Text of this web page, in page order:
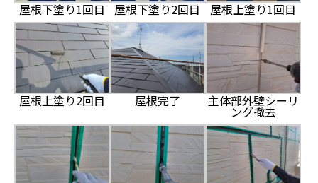
屋根下塗り1回目 屋根下塗り2回目 屋根上塗り1回目
屋根上塗り2回目 屋根完了 主体部外壁シーリ
ング撤去